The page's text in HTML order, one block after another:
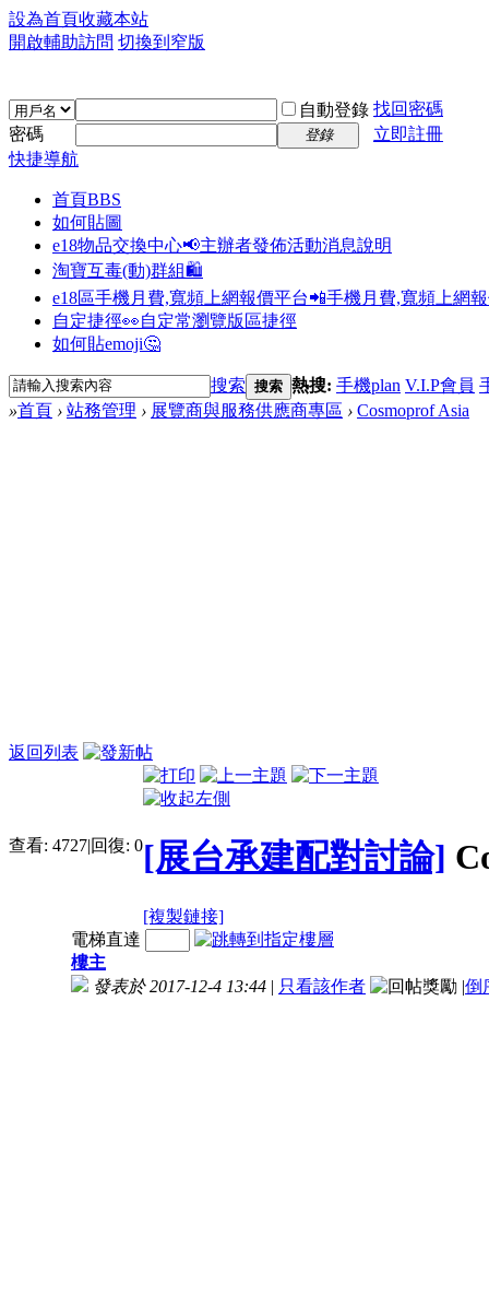
設為首頁收藏本站
開啟輔助訪問 切換到窄版
自動登錄 找回密碼
密碼
登錄
立即註冊
快捷導航
首頁BBS
如何貼圖
e18物品交換中心📢主辦者發佈活動消息說明
淘寶互毒(動)群組🛍️
e18區手機月費,寬頻上網報價平台📲手機月費,寬頻上網
自定捷徑👀自定常瀏覽版區捷徑
如何貼emoji🤔
搜索 搜索 熱搜: 手機plan V.I.P會員
»首頁 › 站務管理 › 展覽商與服務供應商專區 › Cosmoprof Asia
返回列表
查看: 4727|回復: 0[展台承建配對討論]
[複製鏈接]
電梯直達
樓主
發表於 2017-12-4 13:44 | 只看該作者 |倒